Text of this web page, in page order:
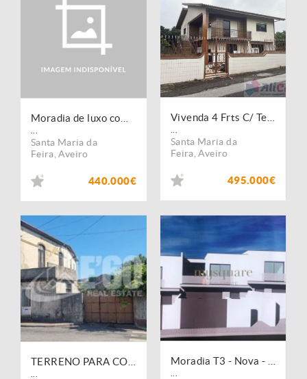
Santa Maria da
Feira ,Aveiro
440.000€
Santa Maria da
Feira ,Aveiro
495.000€